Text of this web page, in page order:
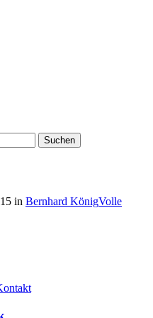
in Bernhard KönigVolle